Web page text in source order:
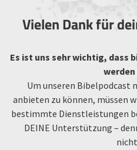
Vielen Dank für
Es ist uns sehr wichtig,
werden
Um unseren Bibelpodcast
anbieten zu können, müssen
bestimmte Dienstleistungen
DEINE Unterstützung –